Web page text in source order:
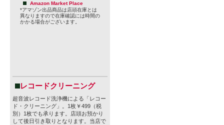
Amazon Market Place
*アマゾン出品商品は店頭在庫とは
異なりますので在庫確認には時間の
かかる場合がございます。
レコードクリーニング
超音波レコード洗浄機による「レコー
ド・クリーニング」。1枚￥499（税
別）1枚でも承ります。店頭お預かり
して後日引き取りとなります。当店で